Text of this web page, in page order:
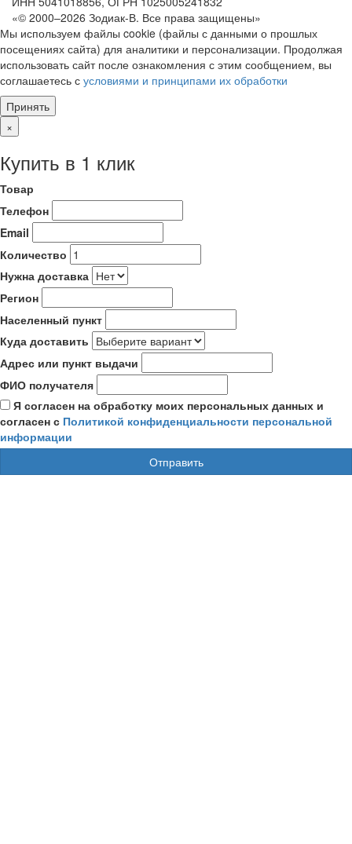
«© 2000–2026 Зодиак-В. Все права защищены»
Мы используем файлы cookie (файлы с данными о прошлых
посещениях сайта) для аналитики и персонализации. Продолжая
использовать сайт после ознакомления с этим сообщением, вы
соглашаетесь с условиями и принципами их обработки
Принять
×
Купить в 1 клик
Товар
Телефон
Email
Количество
Нужна доставка
Регион
Населенный пункт
Куда доставить
Адрес или пункт выдачи
ФИО получателя
Я согласен на обработку моих персональных данных и
согласен с Политикой конфиденциальности персональной
информации
Отправить